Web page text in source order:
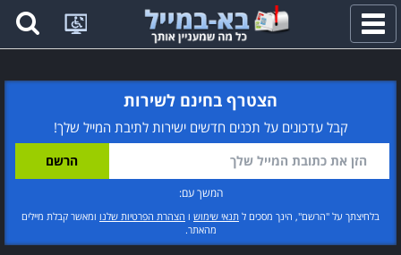
פתח
תפריט
הצטרף בחינם לשירות
קבל עדכונים על תכנים חדשים ישירות לתיבת המייל שלך!
המשך עם:
בלחיצתך על "הרשם", הינך מסכים ל תנאי שימוש ו הצהרת הפרטיות שלנו ומאשר קבלת מיילים
מהאתר.